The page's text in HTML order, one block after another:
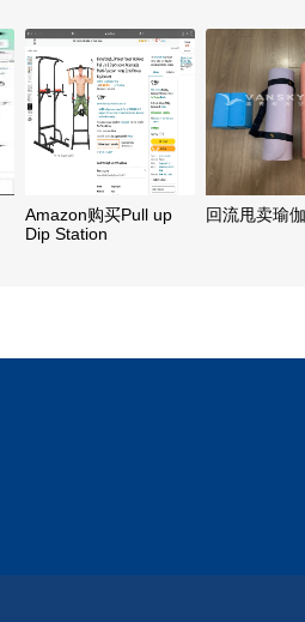
Amazon购买Pull up
Dip Station
回流甩卖瑜